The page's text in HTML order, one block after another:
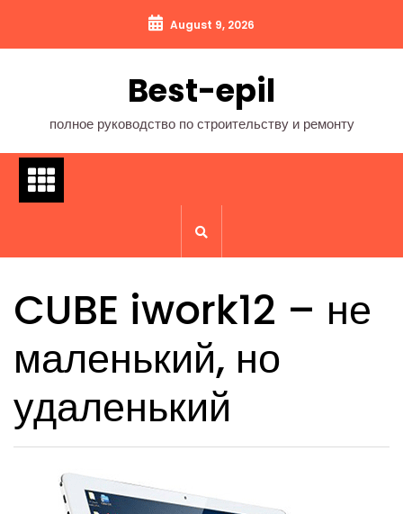
содержимому
August 9, 2026
Best-epil
полное руководство по строительству и ремонту
CUBE iwork12 – не
маленький, но
удаленький